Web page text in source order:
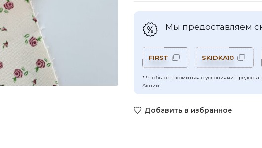
Мы предоставляем
FIRST SKIDKA10
* Чтобы ознакомиться с условиями
Акции
Добавить в избранное